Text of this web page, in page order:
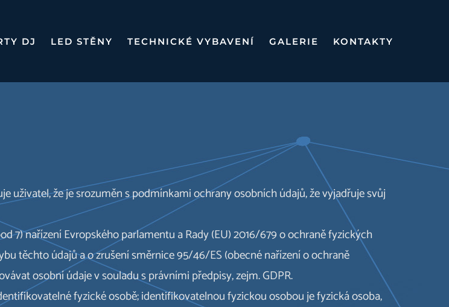
DJ LED STĚNY TECHNICKÉ VYBAVENÍ GALERIE KONTAKTY
uživatel, že je srozuměn s podmínkami ochrany osobních údajů, že vyjadřuje svůj
7) nařízení Evropského parlamentu a Rady (EU) 2016/679 o ochraně fyzických
těchto údajů a o zrušení směrnice 95/46/ES (obecné nařízení o ochraně
osobní údaje v souladu s právními předpisy, zejm. GDPR.
fyzické osobě; identifikovatelnou fyzickou osobou je fyzická osoba,